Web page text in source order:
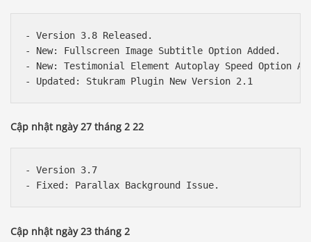
- Version 3.8 Released.
- New: Fullscreen Image Subtitle Option Added.
- New: Testimonial Element Autoplay Speed Option
Cập nhật ngày 27 tháng 2 22
- Version 3.7
Cập nhật ngày 23 tháng 2